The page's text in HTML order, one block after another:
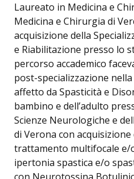
Laureato in Medicina e
Medicina e Chirurgia di
acquisizione della
e Riabilitazione presso lo
percorso accademico
post-specializzazione
affetto da Spasticità e
bambino e dell’adulto
Scienze Neurologiche e
di Verona con
trattamento multifocale e/
ipertonia spastica e/o